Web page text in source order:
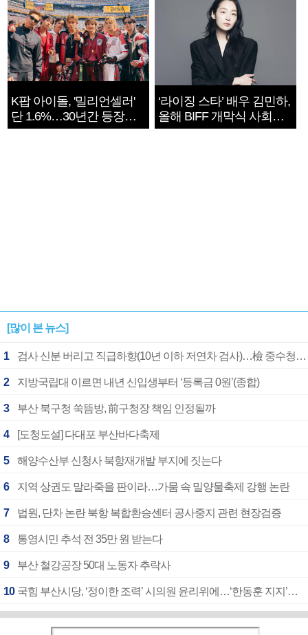
K팝 아이돌, '밀리언셀러'
단 1.6%…30년간 등장
1182개팀 전수조사
‘라이징 스타’ 배우 김민하,
올해 BIFF 개막식 사회자
확정
[많이 본 뉴스]
1 검사 신분 버리고 직급하향(10년 이하 저연차 검사)…檢 중수청행 기피
2 지방국립대 이르면 내년 신입생부터 ‘등록금 0원’(종합)
3 부산 북구청 쑥뜸방, 前구청장 책임 인정될까
4 [도청도설] 다대포 부산바다축제
5 해양수산부 신청사 북항재개발 부지에 짓는다
6 지역 상권도 말라죽을 판이라…가뭄 속 밀양물축제 강행 논란
7 법원, 단차 논란 북항 복합환승센터 공사중지 관련 현장검증
8 통영시민 추석 전 35만 원 받는다
9 부산 철강공장 50대 노동자 추락사
10 국힘 부산시당, ‘정이한 조력’ 시의원 윤리위에…‘한동훈 지지’도 신고접수